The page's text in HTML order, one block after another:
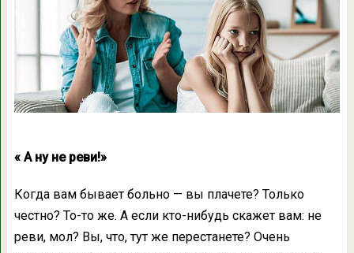
« А ну не реви!»
Когда вам бывает больно — вы плачете? Только
честно? То-то же. А если кто-нибудь скажет вам: не
реви, мол? Вы, что, тут же перестанете? Очень